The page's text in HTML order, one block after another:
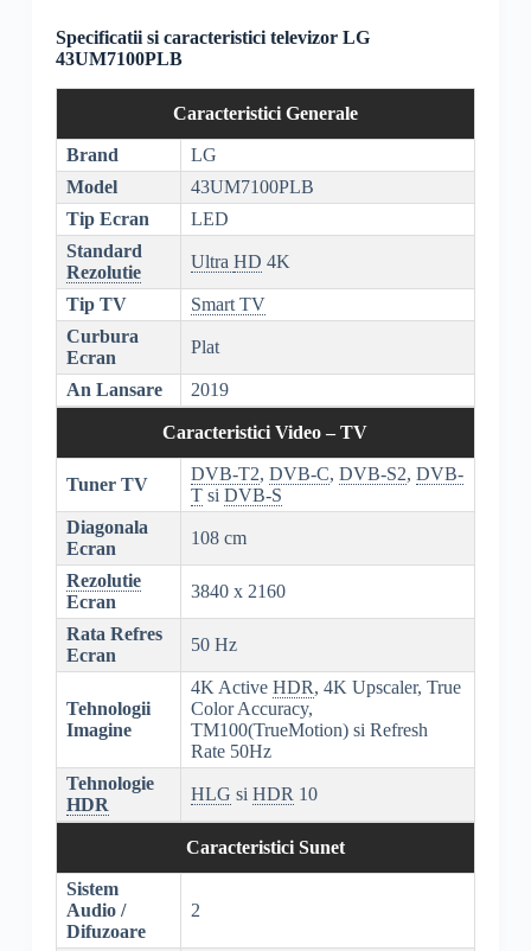
Specificatii si caracteristici televizor LG
43UM7100PLB
Caracteristici Generale
Brand
LG
Model
43UM7100PLB
Tip Ecran
LED
Standard
Rezolutie
Ultra HD 4K
Tip TV
Smart TV
Curbura
Ecran
Plat
An Lansare 2019
Caracteristici Video – TV
Tuner TV
DVB-T2, DVB-C, DVB-S2, DVB-
Tsi DVB-S
Diagonala
Ecran
108 cm
Rezolutie
Ecran
3840 x 2160
Rata Refres
Ecran
50 Hz
Tehnologii
Imagine
4K Active HDR, 4K Upscaler, True
Color Accuracy,
TM100(TrueMotion) si Refresh
Rate 50Hz
Tehnologie
HDR
HLG si HDR 10
Caracteristici Sunet
Sistem
Audio /
Difuzoare
2